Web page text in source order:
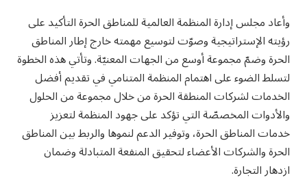
وأعاد مجلس إدارة المنظمة العالمية للمناطق الحرة التأكيد على
رؤيته الإستراتيجية وصوّت لتوسيع مهمته خارج إطار المناطق
الحرة وضمّ مجموعة أوسع من الجهات المعنيّة. وتأتي هذه الخطوة
لتسلط الضوء على اهتمام المنظمة المتنامي في تقديم أفضل
الخدمات لشركات المنطقة الحرة من خلال مجموعة من الحلول
والأدوات المخصصّة التي تؤكد على جهود المنظمة لتعزيز
خدمات المناطق الحرة، وتوفير الدعم لنموها والربط بين المناطق
الحرة والشركات الأعضاء لتحقيق المنفعة المتبادلة وضمان
ازدهار التجارة.